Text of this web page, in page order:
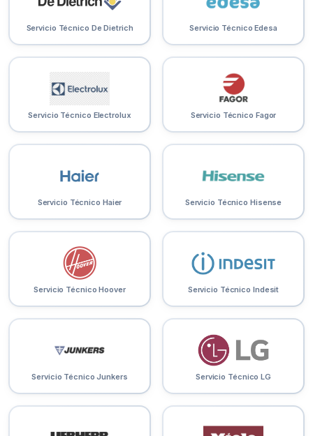
Servicio Técnico De Dietrich Servicio Técnico Edesa
Servicio Técnico Electrolux Servicio Técnico Fagor
Servicio Técnico Haier Servicio Técnico Hisense
Servicio Técnico Hoover Servicio Técnico Indesit
Servicio Técnico Junkers Servicio Técnico LG